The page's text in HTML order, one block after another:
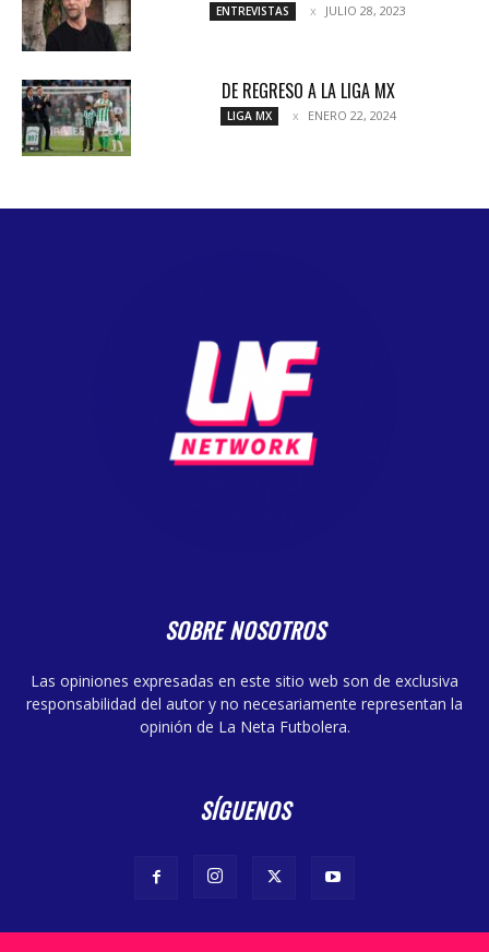
ENTREVISTAS JULIO 28, 2023
DE REGRESO A LA LIGA MX
LIGA MX ENERO 22, 2024
SOBRE NOSOTROS
Las opiniones expresadas en este sitio web son de exclusiva
responsabilidad del autor y no necesariamente representan la
opinión de La Neta Futbolera.
SÍGUENOS